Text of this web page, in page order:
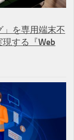
を専用端末不
する『Web